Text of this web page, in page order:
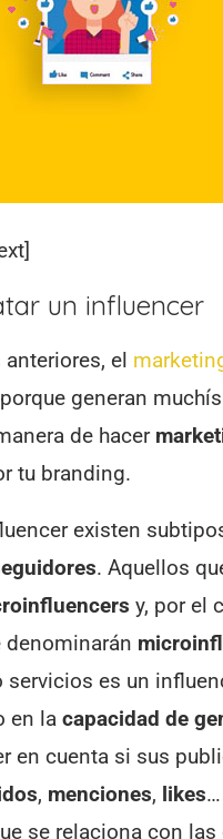
un influencer
el
generan
de hacer
tu branding.
existen
. Aquellos
y, por el
es un
en la capacidad de
en cuenta si sus
, menciones, likes
se relaciona con